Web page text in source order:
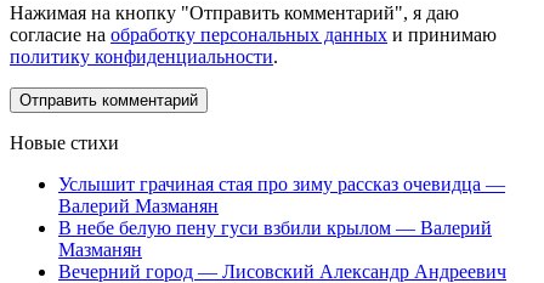
Нажимая на кнопку "Отправить комментарий", я даю
согласие на обработку персональных данных и принимаю
политику конфиденциальности.
Новые стихи
Услышит грачиная стая про зиму рассказ очевидца —
Валерий Мазманян
В небе белую пену гуси взбили крылом — Валерий
Мазманян
Вечерний город — Лисовский Александр Андреевич